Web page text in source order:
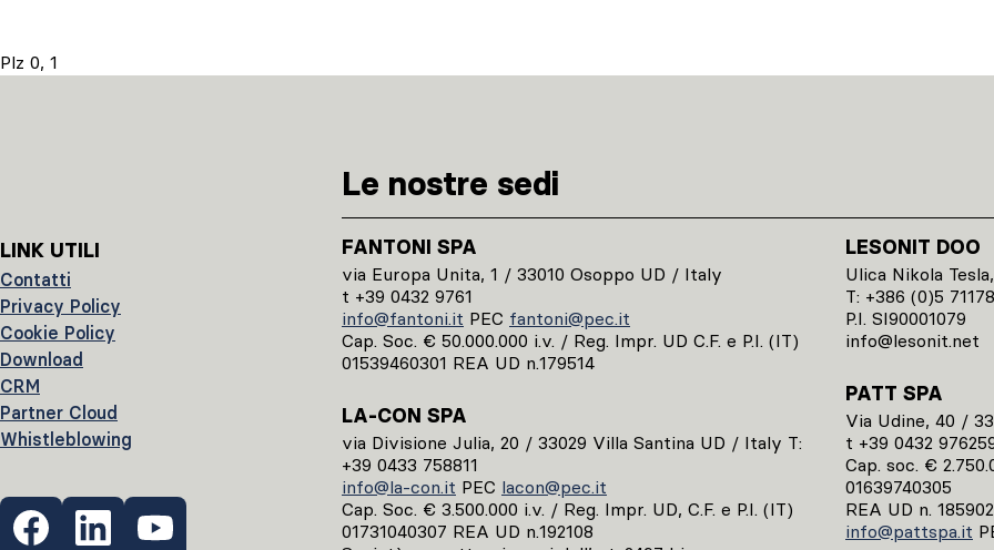
Plz 0, 1
LINK UTILI
Contatti
Privacy Policy
Cookie Policy
Download
CRM
Partner Cloud
Whistleblowing
Le nostre sedi
FANTONI SPA
via Europa Unita, 1 / 33010 Osoppo UD / Italy
t +39 0432 9761
info@fantoni.it PEC fantoni@pec.it
Cap. Soc. € 50.000.000 i.v. / Reg. Impr. UD C.F. e P.I. (IT)
01539460301 REA UD n.179514
LA-CON SPA
via Divisione Julia, 20 / 33029 Villa Santina UD / Italy T:
+39 0433 758811
info@la-con.it PEC lacon@pec.it
Cap. Soc. € 3.500.000 i.v. / Reg. Impr. UD, C.F. e P.I. (IT)
01731040307 REA UD n.192108
LESONIT DOO
Ulica Nikola
T: +386 (0)5
P.I. SI90001079
info@lesonit.net
PATT SPA
Via Udine, 40 /
t +39 0432
Cap. soc. €
01639740305
REA UD n. 185902
info@pattspa.it